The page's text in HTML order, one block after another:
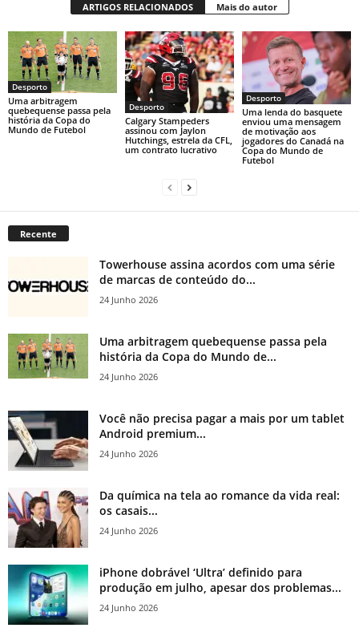
ARTIGOS RELACIONADOS Mais do autor
Desporto
Uma arbitragem
quebequense passa pela
história da Copa do
Mundo de Futebol
Desporto
Calgary Stampeders
assinou com Jaylon
Hutchings, estrela da CFL,
um contrato lucrativo
Desporto
Uma lenda do basquete
enviou uma mensagem
de motivação aos
jogadores do Canadá na
Copa do Mundo de
Futebol
Recente
Towerhouse assina acordos com uma série
de marcas de conteúdo do...
24 Junho 2026
Uma arbitragem quebequense passa pela
história da Copa do Mundo de...
24 Junho 2026
Você não precisa pagar a mais por um tablet
Android premium...
24 Junho 2026
Da química na tela ao romance da vida real:
os casais...
24 Junho 2026
iPhone dobrável ‘Ultra’ definido para
produção em julho, apesar dos problemas...
24 Junho 2026